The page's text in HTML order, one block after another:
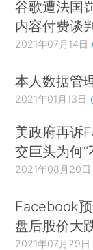
谷歌遭法国
内容付费谈
2021年07月14日
本人数据管
2021年01月13日
美政府再诉
交巨头为何“
2021年08月20日
Facebook
盘后股价大
2021年07月29日